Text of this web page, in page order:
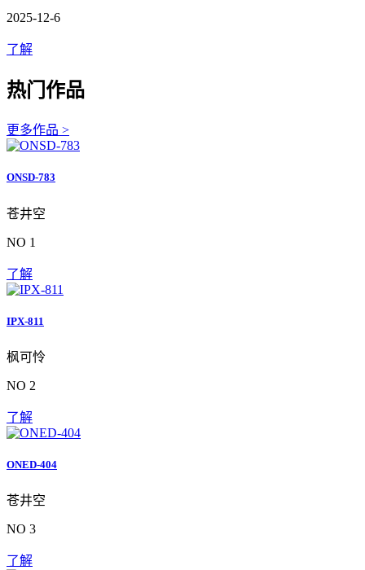
2025-12-6
了解
热门作品
更多作品 >
ONSD-783
苍井空
NO 1
了解
IPX-811
枫可怜
NO 2
了解
ONED-404
苍井空
NO 3
了解